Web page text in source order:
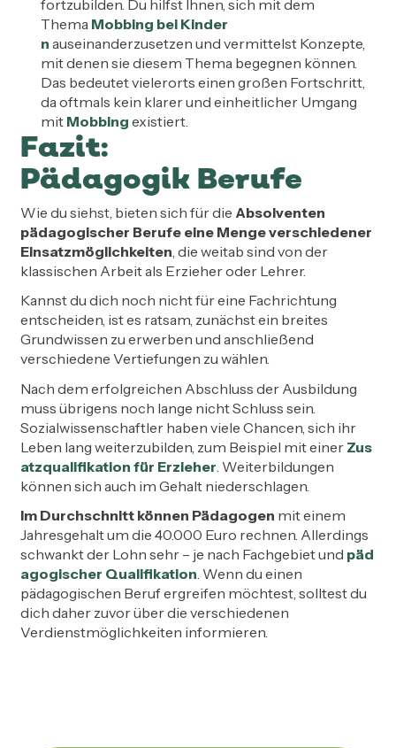
fortzubilden. Du hilfst Ihnen, sich mit dem
Thema Mobbing bei Kinder
n auseinanderzusetzen und vermittelst Konzepte,
mit denen sie diesem Thema begegnen können.
Das bedeutet vielerorts einen großen Fortschritt,
da oftmals kein klarer und einheitlicher Umgang
mit Mobbing existiert.
Fazit:
Pädagogik Berufe
Wie du siehst, bieten sich für die Absolventen
pädagogischer Berufe eine Menge verschiedener
Einsatzmöglichkeiten , die weitab sind von der
klassischen Arbeit als Erzieher oder Lehrer.
Kannst du dich noch nicht für eine Fachrichtung
entscheiden, ist es ratsam, zunächst ein breites
Grundwissen zu erwerben und anschließend
verschiedene Vertiefungen zu wählen.
Nach dem erfolgreichen Abschluss der Ausbildung
muss übrigens noch lange nicht Schluss sein.
Sozialwissenschaftler haben viele Chancen, sich ihr
Leben lang weiterzubilden, zum Beispiel mit einer Zus
atzqualifikation für Erzieher . Weiterbildungen
können sich auch im Gehalt niederschlagen.
Im Durchschnitt können Pädagogen mit einem
Jahresgehalt um die 40.000 Euro rechnen. Allerdings
schwankt der Lohn sehr – je nach Fachgebiet und päd
agogischer Qualifikation. Wenn du einen
pädagogischen Beruf ergreifen möchtest, solltest du
dich daher zuvor über die verschiedenen
Verdienstmöglichkeiten informieren.